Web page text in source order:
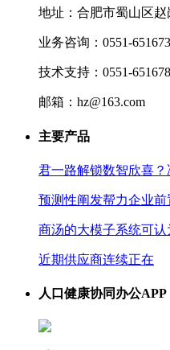
地址：合肥市蜀山区赵
业务咨询：0551-
技术支持：0551-
邮箱：hz@163.com
主要产品
君一路解锁数智欣喜
预测性阐发帮力企业前
商汤的大模子系统可认
近期供应商连续正在
人口健康协同办公APP